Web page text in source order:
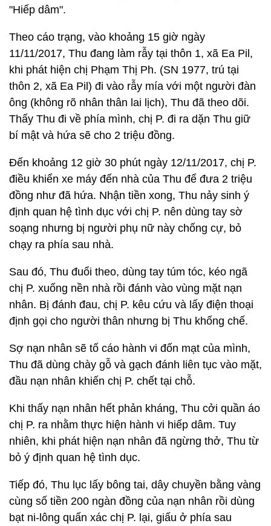
"Hiếp dâm".
Theo cáo trạng, vào khoảng 15 giờ ngày
11/11/2017, Thu đang làm rẫy tại thôn 1, xã Ea Pil,
khi phát hiện chị Phạm Thị Ph. (SN 1977, trú tại
thôn 2, xã Ea Pil) đi vào rẫy mía với một người đàn
ông (không rõ nhân thân lai lịch), Thu đã theo dõi.
Thấy Thu đi về phía mình, chị P. đi ra dặn Thu giữ
bí mật và hứa sẽ cho 2 triệu đồng.
Đến khoảng 12 giờ 30 phút ngày 12/11/2017, chị P.
điều khiển xe máy đến nhà của Thu để đưa 2 triệu
đồng như đã hứa. Nhận tiền xong, Thu nảy sinh ý
định quan hệ tình dục với chị P. nên dùng tay sờ
soạng nhưng bị người phụ nữ này chống cự, bỏ
chạy ra phía sau nhà.
Sau đó, Thu đuổi theo, dùng tay túm tóc, kéo ngã
chị P. xuống nền nhà rồi đánh vào vùng mặt nạn
nhân. Bị đánh đau, chị P. kêu cứu và lấy điện thoại
định gọi cho người thân nhưng bị Thu khống chế.
Sợ nạn nhân sẽ tố cáo hành vi đốn mạt của mình,
Thu đã dùng chày gỗ và gạch đánh liên tục vào mặt,
đầu nạn nhân khiến chị P. chết tại chỗ.
Khi thấy nạn nhân hết phản kháng, Thu cởi quần áo
chị P. ra nhằm thực hiện hành vi hiếp dâm. Tuy
nhiên, khi phát hiện nạn nhân đã ngừng thở, Thu từ
bỏ ý định quan hệ tình dục.
Tiếp đó, Thu lục lấy bông tai, dây chuyền bằng vàng
cùng số tiền 200 ngàn đồng của nạn nhân rồi dùng
bạt ni-lông quấn xác chị P. lại, giấu ở phía sau